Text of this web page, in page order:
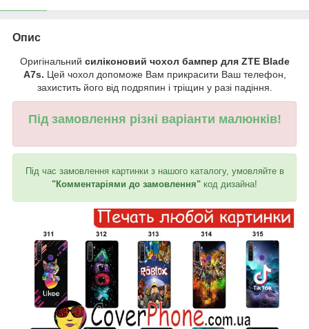
Опис
Оригінальний силіконовий чохол бампер для ZTE Blade
A7s. Цей чохол допоможе Вам прикрасити Ваш телефон,
захистить його від подряпин і тріщин у разі падіння.
Під замовлення різні варіанти малюнків!
Під час замовлення картинки з нашого каталогу, умовляйте в
"Комментаріями до замовлення" код дизайна!